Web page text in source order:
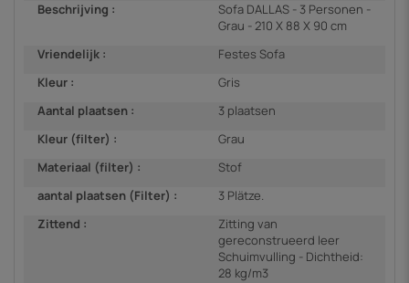
Beschrijving :
Sofa DALLAS - 3 Personen -
Grau - 210 X 88 X 90 cm
Vriendelijk :
Festes Sofa
Kleur :
Gris
Aantal plaatsen :
3 plaatsen
Kleur (filter) :
Grau
Materiaal (filter) :
Stof
aantal plaatsen (Filter) :
3 Plätze.
Zittend :
Zitting van
gereconstrueerd leer
Schuimvulling - Dichtheid:
28 kg/m3